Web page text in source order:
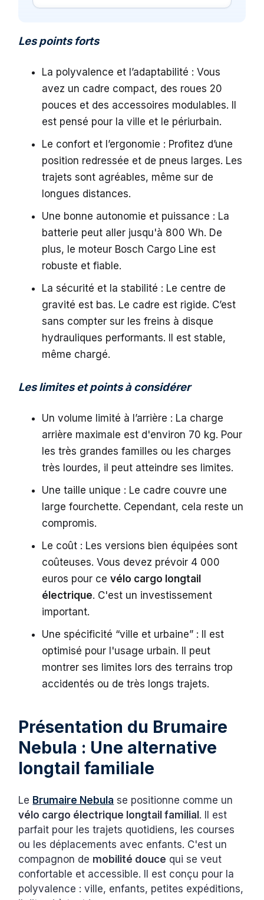
Les points forts
La polyvalence et l’adaptabilité : Vous
avez un cadre compact, des roues 20
pouces et des accessoires modulables. Il
est pensé pour la ville et le périurbain.
Le confort et l’ergonomie : Profitez d’une
position redressée et de pneus larges. Les
trajets sont agréables, même sur de
longues distances.
Une bonne autonomie et puissance : La
batterie peut aller jusqu'à 800 Wh. De
plus, le moteur Bosch Cargo Line est
robuste et fiable.
La sécurité et la stabilité : Le centre de
gravité est bas. Le cadre est rigide. C’est
sans compter sur les freins à disque
hydrauliques performants. Il est stable,
même chargé.
Les limites et points à considérer
Un volume limité à l’arrière : La charge
arrière maximale est d'environ 70 kg. Pour
les très grandes familles ou les charges
très lourdes, il peut atteindre ses limites.
Une taille unique : Le cadre couvre une
large fourchette. Cependant, cela reste un
compromis.
Le coût : Les versions bien équipées sont
coûteuses. Vous devez prévoir 4 000
euros pour cevélo cargo longtail
électrique. C'est un investissement
important.
Une spécificité “ville et urbaine” : Il est
optimisé pour l'usage urbain. Il peut
montrer ses limites lors des terrains trop
accidentés ou de très longs trajets.
Présentation du Brumaire
Nebula : Une alternative
longtail familiale
Le Brumaire Nebula se positionne comme un
vélo cargo électrique longtail familial . Il est
parfait pour les trajets quotidiens, les courses
ou les déplacements avec enfants. C'est un
compagnon de mobilité douce qui se veut
confortable et accessible. Il est conçu pour la
polyvalence : ville, enfants, petites expéditions,